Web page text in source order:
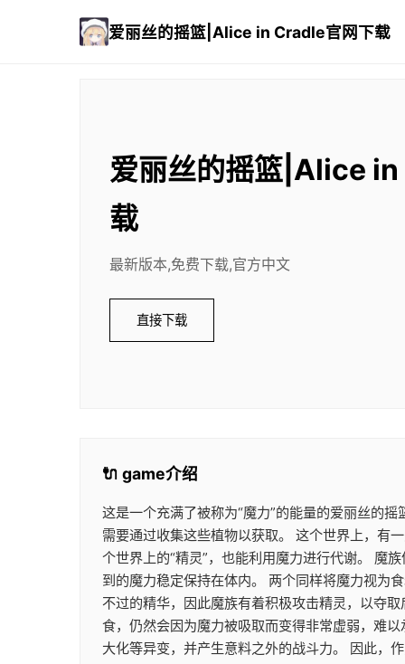
爱丽丝的摇篮|Alice in Cradle官网下载
爱丽丝的摇篮|Alice
载
最新版本,免费下载,官方中文
直接下载
🔌 game介绍
这是一个充满了被称为“魔力”的能量的爱丽丝的
需要通过收集这些植物以获取。 这个世界上，有
个世界上的“精灵”，也能利用魔力进行代谢。 魔
到的魔力稳定保持在体内。 两个同样将魔力视为
不过的精华，因此魔族有着积极攻击精灵，以夺
食，仍然会因为魔力被吸取而变得非常虚弱，难
大化等异变，并产生意料之外的战斗力。 因此，